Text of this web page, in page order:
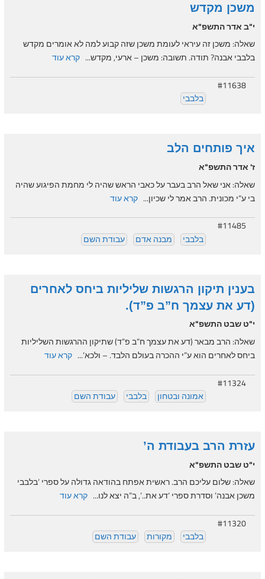
משכן מקדש
י"ב אדר התשפ"א
שאלה: משכן זה עיראי לעומת משכן שזה קבוע למה לא אומרים מקדש
בלבבי אבנה? תודה. תשובה: משכן – ארעי, מקדש... קרא עוד
#11638
בלבבי
איך פותחים הלב
ז' אדר התשפ"א
שאלה: אני שאל הרב בעבר על כאבי הראש שהיה לי מחמת הפיגוע שהיה
בי ע”י מכונית. הרב אמר לי שכיון... קרא עוד
#11485
בלבבי
מבנה אדם עבודת השם
בענין תיקון הרגשות שליליות ביחס לאחרים
(דע את עצמך ח”ב פ”ד).
י"ט שבט התשפ"א
שאלה: הרב מבאר (דע את עצמך ח”ב פ”ד) שתיקון ההרגשות השליליות
ביחס לאחרים הוא ע”י ההכרה בעולם הלבד. – ולכא’... קרא עוד
#11324
אמונה ובטחון
בלבבי עבודת השם
עזרת הרב בעבודת ה’
י"ט שבט התשפ"א
שאלה: שלום עליכם הרב. ראשית אפתח בהודאה גדולה על ספרי ‘בלבבי
משכן אבנה’ וסדרת ספרי ‘דע את..’, ב”ה יצא לנו... קרא עוד
#11320
בלבבי
מקורות עבודת השם